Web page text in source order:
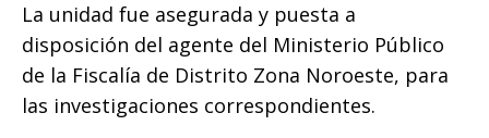
La unidad fue asegurada y puesta a
disposición del agente del Ministerio Público
de la Fiscalía de Distrito Zona Noroeste, para
las investigaciones correspondientes.